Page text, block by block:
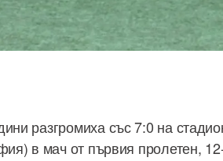
разгромиха със 7:0 на
в мач от първия пролетен,